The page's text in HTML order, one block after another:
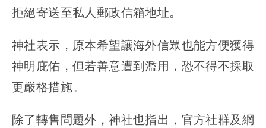
拒絕寄送至私人郵政信箱地址。
神社表示，原本希望讓海外信眾也能方便獲得
神明庇佑，但若善意遭到濫用，恐不得不採取
更嚴格措施。
除了轉售問題外，神社也指出，官方社群及網